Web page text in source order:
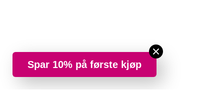
Spar 10% på første kjøp